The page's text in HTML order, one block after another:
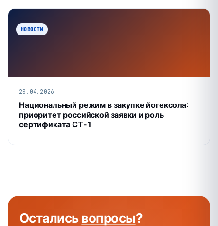
НОВОСТИ
28.04.2026
Национальный режим в закупке йогексола:
приоритет российской заявки и роль
сертификата СТ‑1
Осталисьвопросы?